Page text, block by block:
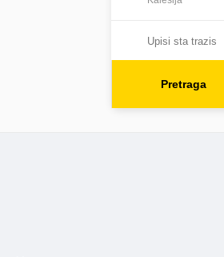
Pretraga